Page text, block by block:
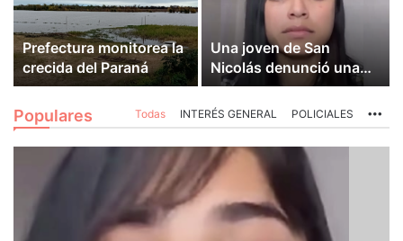
Prefectura monitorea la
crecida del Paraná
Una joven de San
Nicolás denunció una
brutal agresión en Villa
Constitución
Populares Todas INTERÉS GENERAL POLICIALES